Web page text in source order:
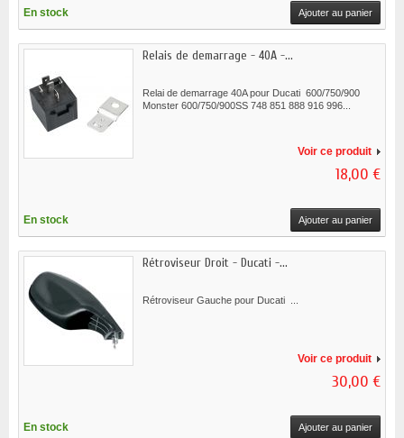
En stock Ajouter au panier
Relais de demarrage - 40A -...
Relai de demarrage 40A pour Ducati 600/750/900
Monster 600/750/900SS 748 851 888 916 996...
Voir ce produit
18,00 €
En stock Ajouter au panier
Rétroviseur Droit - Ducati -...
Rétroviseur Gauche pour Ducati ...
Voir ce produit
30,00 €
En stock Ajouter au panier